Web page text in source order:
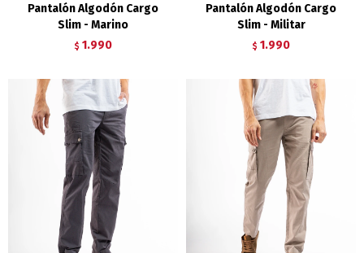
Pantalón Algodón Cargo
Slim - Marino
$ 1.990
Pantalón Algodón Cargo
Slim - Militar
$ 1.990